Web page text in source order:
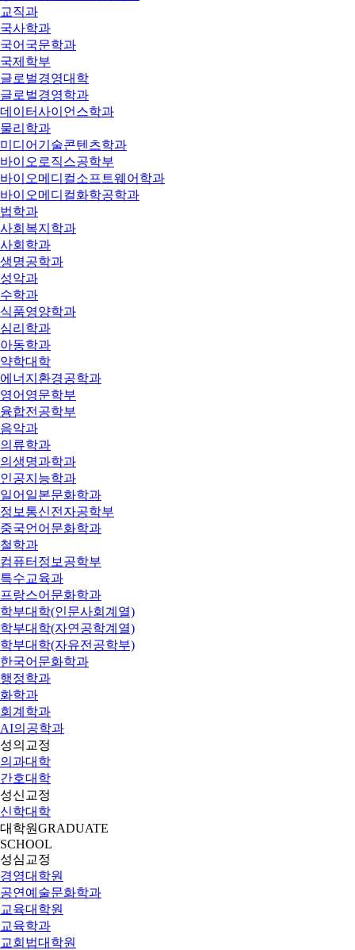
교직과
국사학과
국어국문학과
국제학부
글로벌경영대학
글로벌경영학과
데이터사이언스학과
물리학과
미디어기술콘텐츠학과
바이오로직스공학부
바이오메디컬소프트웨어학과
바이오메디컬화학공학과
법학과
사회복지학과
사회학과
생명공학과
성악과
수학과
식품영양학과
심리학과
아동학과
약학대학
에너지환경공학과
영어영문학부
융합전공학부
음악과
의류학과
의생명과학과
인공지능학과
일어일본문화학과
정보통신전자공학부
중국언어문화학과
철학과
컴퓨터정보공학부
특수교육과
프랑스어문화학과
학부대학(인문사회계열)
학부대학(자연공학계열)
학부대학(자유전공학부)
한국어문화학과
행정학과
화학과
회계학과
AI의공학과
성의교정
의과대학
간호대학
성신교정
신학대학
대학원GRADUATE
SCHOOL
성심교정
경영대학원
공연예술문화학과
교육대학원
교육학과
교회법대학원